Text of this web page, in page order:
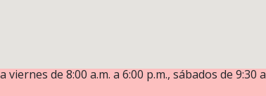
viernes de 8:00 a.m. a 6:00 p.m., sábados de 9:30